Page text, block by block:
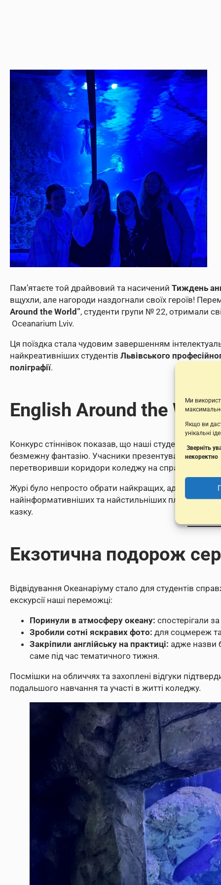
Ми
Якщо ви
унікальні
Зверніть
некоректно
Пам’ятаєте той драйвовий та насичений Тиждень
вщухли, але нагороди наздогнали своїх героїв!
Around the World”, студенти групи № 22, отримали
Oceanarium Lviv.
Ця поїздка стала чудовим завершенням
найкреативніших студентів Львівського
поліграфії.
English Around the
Конкурс стіннівок показав, що наші студенти не
безмежну фантазію. Учасники презентували
перетворивши коридори коледжу на справжню
Журі було непросто обрати найкращих, адже кожна
найінформативніших та найстильніших плакатів
казку.
Екзотична подорож
Відвідування Океанаріуму стало для студентів
екскурсії наші переможці:
Поринули в атмосферу океану: спостерігали
Зробили сотні яскравих фото: для соцмереж та
Закріпили англійську на практиці: адже назви
саме під час тематичного тижня.
Посмішки на обличчях та захоплені відгуки
подальшого навчання та участі в житті коледжу.